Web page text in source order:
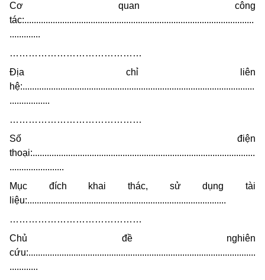
Cơ quan công
tác:.................................................................................................
.............
……………………………………
Địa chỉ liên
hệ:..................................................................................................
.................
……………………………………
Số điện
thoại:..............................................................................................
.......................
Mục đích khai thác, sử dụng tài
liệu:....................................................................................
……………………………………
Chủ đề nghiên
cứu:................................................................................................
............